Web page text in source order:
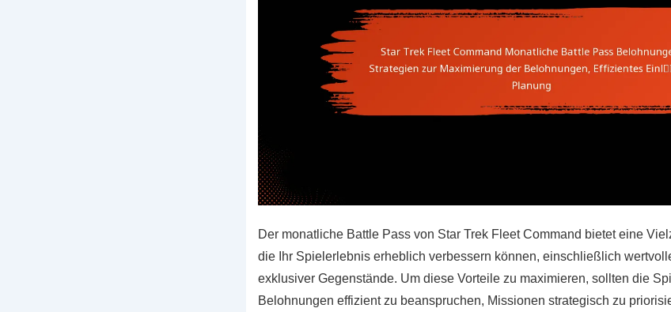
Der monatliche Battle Pass von Star Trek Fleet Command bietet eine
die Ihr Spielerlebnis erheblich verbessern können, einschließlich
exklusiver Gegenstände. Um diese Vorteile zu maximieren, sollten die
Belohnungen effizient zu beanspruchen, Missionen strategisch zu